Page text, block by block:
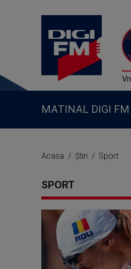
MATINAL DIGI FM
Acasa Știri Sport
SPORT